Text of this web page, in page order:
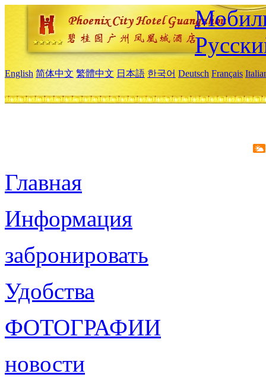
English 简体中文 繁體中文 日本語 한국어 Deutsch Français
Главная
Информация
забронировать
Удобства
ФОТОГРАФИИ
новости